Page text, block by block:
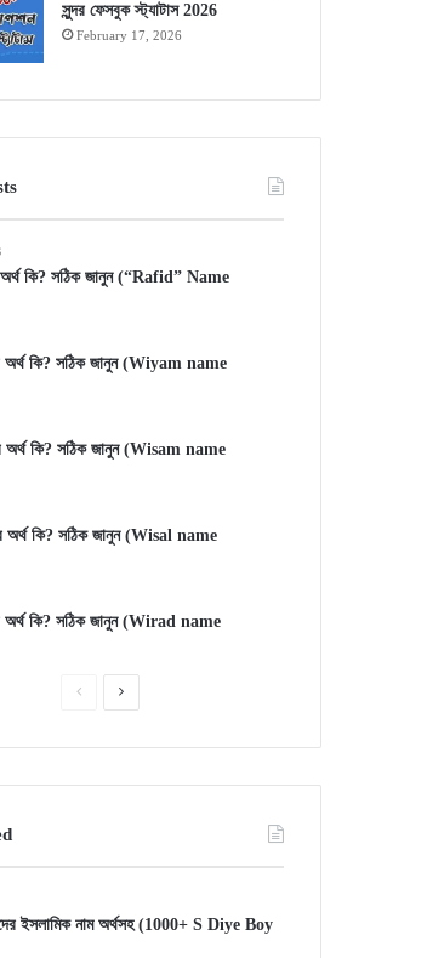
সুন্দর ফেসবুক স্ট্যাটাস 2026
February 17, 2026
অর্থ কি? সঠিক জানুন (“Rafid” Name
অর্থ কি? সঠিক জানুন (Wiyam name
অর্থ কি? সঠিক জানুন (Wisam name
অর্থ কি? সঠিক জানুন (Wisal name
অর্থ কি? সঠিক জানুন (Wirad name
PreviousNext
ইসলামিক নাম অর্থসহ (1000+ S Diye Boy